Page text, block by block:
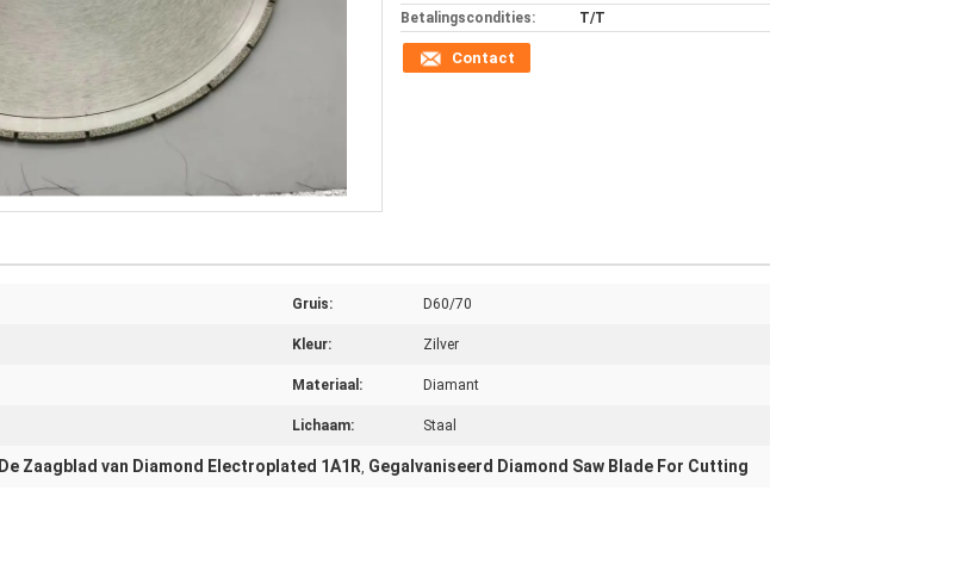
Betalingscondities:
T/T
Contact
Gruis: D60/70
Kleur: Zilver
Materiaal: Diamant
Lichaam: Staal
De Zaagblad van Diamond Electroplated 1A1R, Gegalvaniseerd Diamond Saw Blade For Cutting